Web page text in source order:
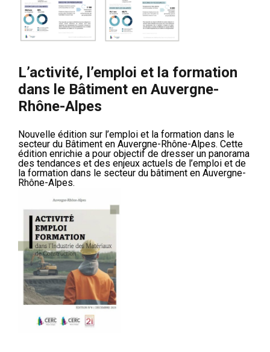
L’activité, l’emploi et la formation
dans le Bâtiment en Auvergne-
Rhône-Alpes
Nouvelle édition sur l’emploi et la formation dans le
secteur du Bâtiment en Auvergne-Rhône-Alpes. Cette
édition enrichie a pour objectif de dresser un panorama
des tendances et des enjeux actuels de l’emploi et de
la formation dans le secteur du bâtiment en Auvergne-
Rhône-Alpes.